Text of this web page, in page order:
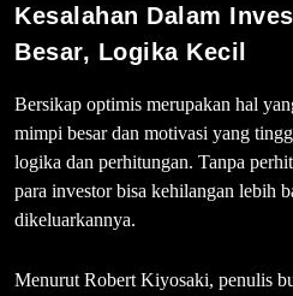
Kesalahan Dalam
Besar, Logika Kecil
Bersikap optimis merupakan hal
mimpi besar dan motivasi yang
logika dan perhitungan. Tanpa
para investor bisa kehilangan lebih
dikeluarkannya.
Menurut Robert Kiyosaki, penulis